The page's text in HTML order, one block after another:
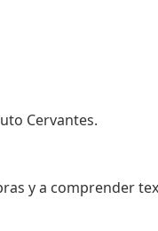
Cervantes.
y a comprender